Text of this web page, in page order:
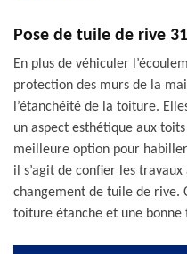
Pose de tuile de rive
En plus de véhiculer
protection des murs de la
l’étanchéité de la toiture.
un aspect esthétique aux
meilleure option pour
il s’agit de confier les
changement de tuile de rive.
toiture étanche et une bonne